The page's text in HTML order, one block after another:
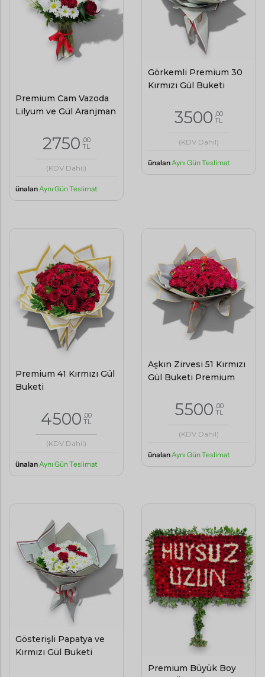
Premium Cam Vazoda
Lilyum ve Gül Aranjman
2750 ,00
TL
(KDV Dahil)
ünalan Aynı Gün Teslimat
Görkemli Premium 30
Kırmızı Gül Buketi
3500 ,00
TL
(KDV Dahil)
ünalanAynı Gün Teslimat
Premium 41 Kırmızı Gül
Buketi
4500 ,00
TL
(KDV Dahil)
ünalanAynı Gün Teslimat
Aşkın Zirvesi 51 Kırmızı
Gül Buketi Premium
5500 ,00
TL
(KDV Dahil)
ünalanAynı Gün Teslimat
Gösterişli Papatya ve
Kırmızı Gül Buketi
Premium Büyük Boy